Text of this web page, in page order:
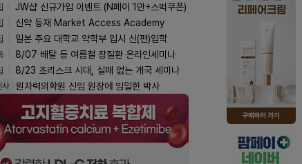
JW샵 신규가입 이벤트 (N페이 1만+스벅쿠폰)
신약 등재 Market Access Academy
일본 주요 대학교 약학부 입시 신(편)입학
8/07 배탈 등 여름철 장질환 온라인세미나
8/23 초리스크 시대, 실패 없는 개국 세미나
사 원자력의학원 신임 원장에 임일한 박사